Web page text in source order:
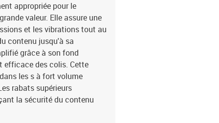
appropriée pour le
valeur. Elle assure une
et les vibrations tout au
contenu jusqu'à sa
grâce à son fond
efficace des colis. Cette
les s à fort volume
rabats supérieurs
la sécurité du contenu